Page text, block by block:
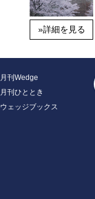
»詳細を見る
月刊Wedge
月刊ひととき
ウェッジブックス